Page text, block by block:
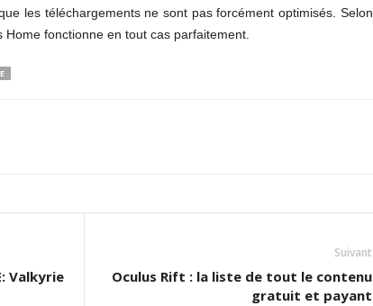
les téléchargements ne sont pas forcément optimisés. Selon
Home fonctionne en tout cas parfaitement.
Valkyrie
Suivant
Oculus Rift : la liste de tout le contenu
gratuit et payant